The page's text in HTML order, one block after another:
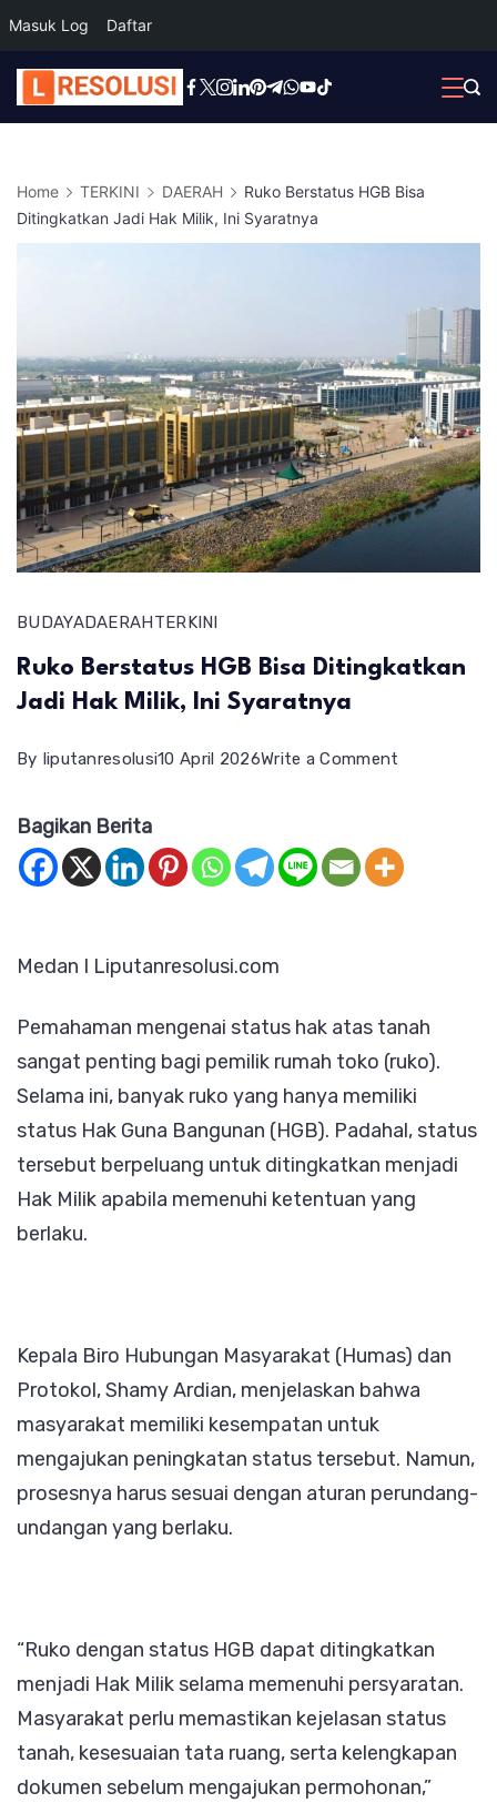
Masuk Log Daftar
Skip
to
Home TERKINI DAERAH
Ruko Berstatus HGB Bisa
Ditingkatkan Jadi Hak Milik, Ini Syaratnya
BUDAYADAERAHTERKINI
Ruko Berstatus HGB Bisa Ditingkatkan
Jadi Hak Milik, Ini Syaratnya
By liputanresolusi10 April 2026Write a Comment
HGB
Milik,
Ini
Syaratnya
Bagikan Berita
Medan I Liputanresolusi.com
Pemahaman mengenai status hak atas tanah
sangat penting bagi pemilik rumah toko (ruko).
Selama ini, banyak ruko yang hanya memiliki
status Hak Guna Bangunan (HGB). Padahal, status
tersebut berpeluang untuk ditingkatkan menjadi
Hak Milik apabila memenuhi ketentuan yang
berlaku.
Kepala Biro Hubungan Masyarakat (Humas) dan
Protokol, Shamy Ardian, menjelaskan bahwa
masyarakat memiliki kesempatan untuk
mengajukan peningkatan status tersebut. Namun,
prosesnya harus sesuai dengan aturan perundang-
undangan yang berlaku.
“Ruko dengan status HGB dapat ditingkatkan
menjadi Hak Milik selama memenuhi persyaratan.
Masyarakat perlu memastikan kejelasan status
tanah, kesesuaian tata ruang, serta kelengkapan
dokumen sebelum mengajukan permohonan,”